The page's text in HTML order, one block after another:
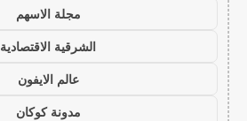
مجلة الاسهم
الشرقية الاقتصادية
عالم الايفون
مدونة كوكان